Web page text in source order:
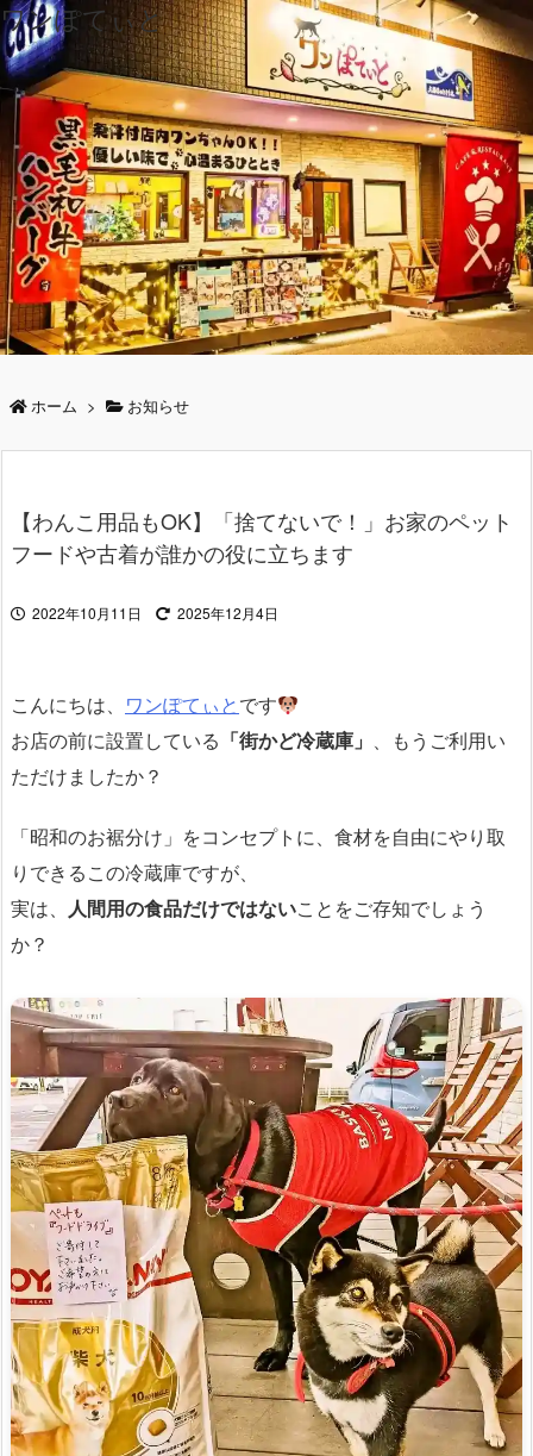
ワンぽてぃと
ホーム > お知らせ
【わんこ用品もOK】「捨てないで！」お家のペット
フードや古着が誰かの役に立ちます
2022年10月11日 2025年12月4日
こんにちは、 ワンぽてぃとです
お店の前に設置している 「街かど冷蔵庫」 、もうご利用い
ただけましたか？
「昭和のお裾分け」をコンセプトに、食材を自由にやり取
りできるこの冷蔵庫ですが、
実は、 人間用の食品だけではないことをご存知でしょう
か？